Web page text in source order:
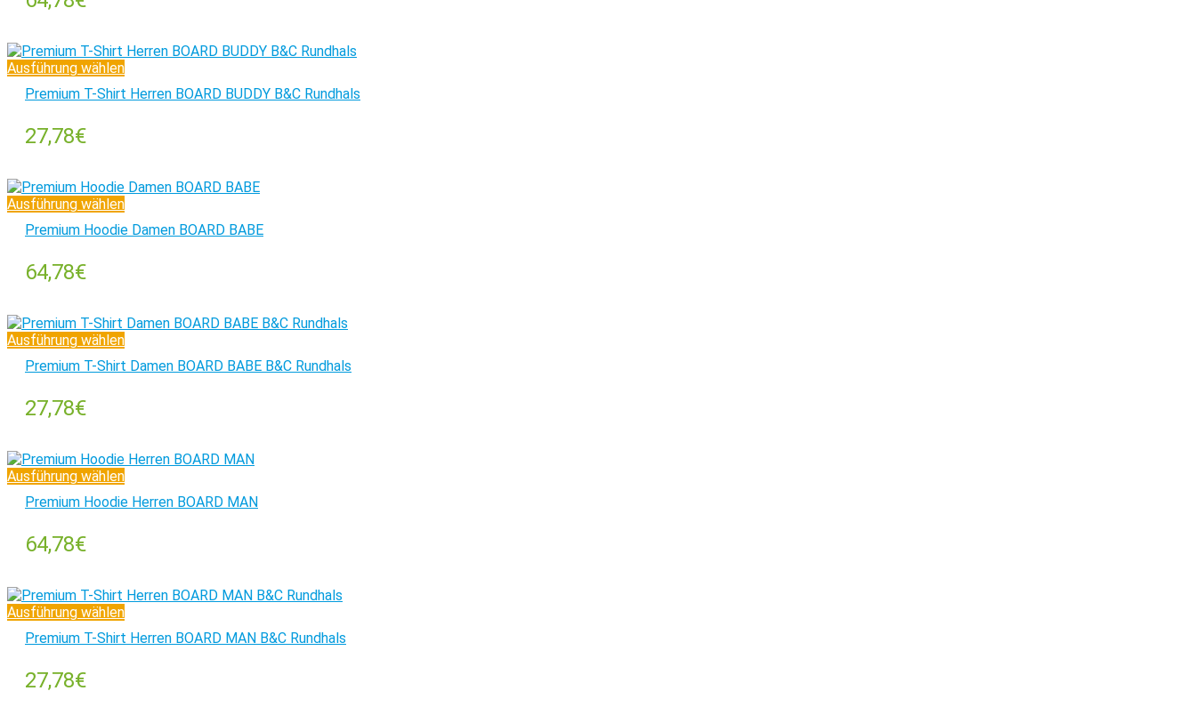
Ausführung wählen
Premium T-Shirt Herren BOARD BUDDY B&C Rundhals
27,78€
Ausführung wählen
Premium Hoodie Damen BOARD BABE
64,78€
Ausführung wählen
Premium T-Shirt Damen BOARD BABE B&C Rundhals
27,78€
Ausführung wählen
Premium Hoodie Herren BOARD MAN
64,78€
Ausführung wählen
Premium T-Shirt Herren BOARD MAN B&C Rundhals
27,78€